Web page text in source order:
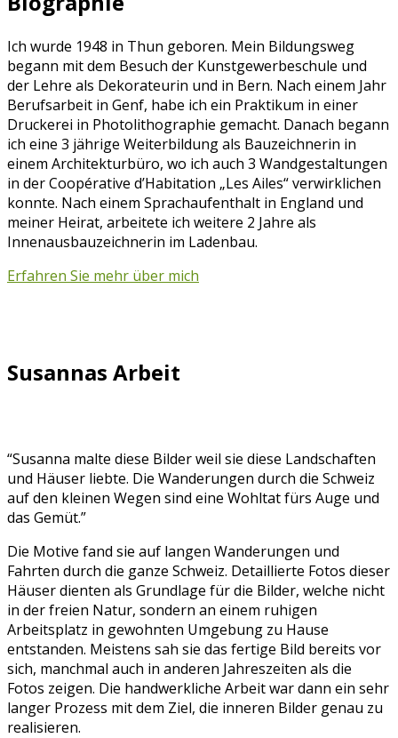
Ich wurde 1948 in Thun geboren. Mein Bildungsweg
begann mit dem Besuch der Kunstgewerbeschule und
der Lehre als Dekorateurin und in Bern. Nach einem Jahr
Berufsarbeit in Genf, habe ich ein Praktikum in einer
Druckerei in Photolithographie gemacht. Danach begann
ich eine 3 jährige Weiterbildung als Bauzeichnerin in
einem Architekturbüro, wo ich auch 3 Wandgestaltungen
in der Coopérative d’Habitation „Les Ailes“ verwirklichen
konnte. Nach einem Sprachaufenthalt in England und
meiner Heirat, arbeitete ich weitere 2 Jahre als
Innenausbauzeichnerin im Ladenbau.
Erfahren Sie mehr über mich
Susannas Arbeit
“Susanna malte diese Bilder weil sie diese Landschaften
und Häuser liebte. Die Wanderungen durch die Schweiz
auf den kleinen Wegen sind eine Wohltat fürs Auge und
das Gemüt.”
Die Motive fand sie auf langen Wanderungen und
Fahrten durch die ganze Schweiz. Detaillierte Fotos dieser
Häuser dienten als Grundlage für die Bilder, welche nicht
in der freien Natur, sondern an einem ruhigen
Arbeitsplatz in gewohnten Umgebung zu Hause
entstanden. Meistens sah sie das fertige Bild bereits vor
sich, manchmal auch in anderen Jahreszeiten als die
Fotos zeigen. Die handwerkliche Arbeit war dann ein sehr
langer Prozess mit dem Ziel, die inneren Bilder genau zu
realisieren.